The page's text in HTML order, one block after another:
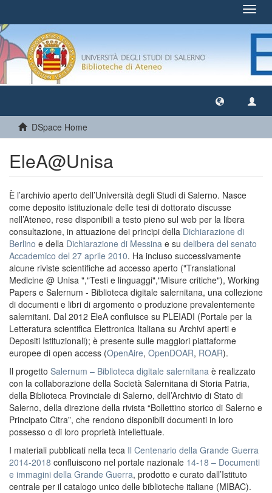
DSpace Home
EleA@Unisa
È l’archivio aperto dell’Università degli Studi di Salerno. Nasce
come deposito istituzionale delle tesi di dottorato discusse
nell’Ateneo, rese disponibili a testo pieno sul web per la libera
consultazione, in attuazione dei principi della Dichiarazione di
Berlino e della Dichiarazione di Messina e su delibera del senato
Accademico del 27 aprile 2010. Ha incluso successivamente
alcune riviste scientifiche ad accesso aperto ("Translational
Medicine @ Unisa ","Testi e linguaggi","Misure critiche"), Working
Papers e Salernum - Biblioteca digitale salernitana, una collezione
di documenti e libri di argomento o produzione prevalentemente
salernitani. Dal 2012 EleA confluisce su PLEIADI (Portale per la
Letteratura scientifica Elettronica Italiana su Archivi aperti e
Depositi Istituzionali); è presente sulle maggiori piattaforme
europee di open access (OpenAire, OpenDOAR, ROAR).
Il progetto Salernum – Biblioteca digitale salernitana è realizzato
con la collaborazione della Società Salernitana di Storia Patria,
della Biblioteca Provinciale di Salerno, dell’Archivio di Stato di
Salerno, della direzione della rivista “Bollettino storico di Salerno e
Principato Citra”, che rendono disponibili documenti in loro
possesso o di loro proprietà intellettuale.
I materiali pubblicati nella teca Il Centenario della Grande Guerra
2014-2018 confluiscono nel portale nazionale 14-18 – Documenti
e immagini della Grande Guerra, prodotto e curato dall’Istituto
centrale per il catalogo unico delle biblioteche italiane (MIBAC).